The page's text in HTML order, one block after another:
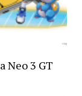
Neo 3 GT